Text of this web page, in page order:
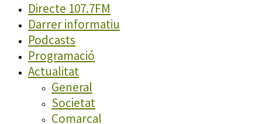
Directe 107.7FM
Darrer informatiu
Podcasts
Programació
Actualitat
General
Societat
Comarcal